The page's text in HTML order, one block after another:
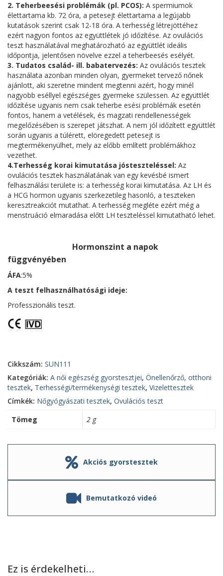
2. Teherbeesési problémák (pl. PCOS): A spermiumok
élettartama kb. 72 óra, a petesejt élettartama a legújabb
kutatások szerint csak 12-18 óra. A terhesség létrejöttéhez
ezért nagyon fontos az együttlétek jó időzítése. Az ovulációs
teszt használatával meghatározható az együttlét ideális
időpontja, jelentősen növelve ezzel a teherbeesés esélyét.
3. Tudatos család- ill. babatervezés: Az ovulációs tesztek
használata azonban minden olyan, gyermeket tervező nőnek
ajánlott, aki szeretne mindent megtenni azért, hogy minél
nagyobb eséllyel egészséges gyermeke szülessen. Az együttlét
időzítése ugyanis nem csak teherbe esési problémák esetén
fontos, hanem a vetélések, és magzati rendellenességek
megelőzésében is szerepet játszhat. A nem jól időzített együttlét
során ugyanis a túlérett, elöregedett petesejt is
megtermékenyülhet, mely az előbb említett problémákhoz
vezethet.
4.Terhesség korai kimutatása jósteszteléssel: Az
ovulációs tesztek használatának van egy kevésbé ismert
felhasználási területe is: a terhesség korai kimutatása. Az LH és
a HCG hormon ugyanis szerkezetileg hasonló, a teszteken
keresztreakciót mutathat. A terhesség megléte ezért még a
menstruáció elmaradása előtt LH teszteléssel kimutatható lehet.
Hormonszint a napok
függvényében
ÁFA:5%
A teszt felhasználhatósági ideje:
Professzionális teszt.
Cikkszám: SUN111
Kategóriák: A női egészség gyorstesztjei, Önellenőrző, otthoni
tesztek, Terhességi/termékenységi tesztek, Vizelettesztek
Címkék: Nőgyógyászati tesztek, Ovulációs teszt
Tömeg
2 g
Akciós gyorstesztek
Bemutatkozó videó
Ez is érdekelheti…